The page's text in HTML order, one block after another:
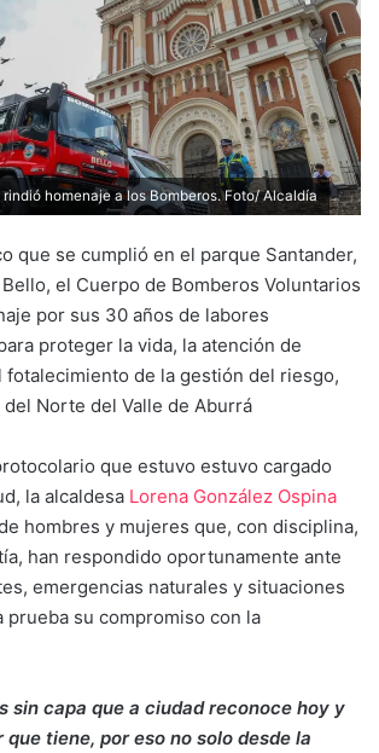
homenaje a los Bomberos. Foto/ Alcaldía
que se cumplió en el parque Santander,
el Cuerpo de Bomberos Voluntarios
por sus 30 años de labores
proteger la vida, la atención de
fotalecimiento de la gestión del riesgo,
Norte del Valle de Aburrá
que estuvo estuvo cargado
la alcaldesa Lorena González Ospina
hombres y mujeres que, con disciplina,
han respondido oportunamente ante
emergencias naturales y situaciones
prueba su compromiso con la
sin capa que a ciudad reconoce hoy y
tiene, por eso no solo desde la